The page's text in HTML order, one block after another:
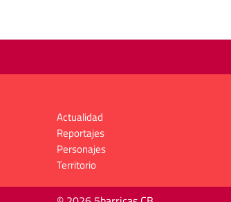
Actualidad
Reportajes
Personajes
Territorio